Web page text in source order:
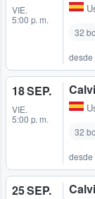
VIE.
5:00 p. m.
32
desde
18 SEP.
VIE.
5:00 p. m.
32
desde
25 SEP.